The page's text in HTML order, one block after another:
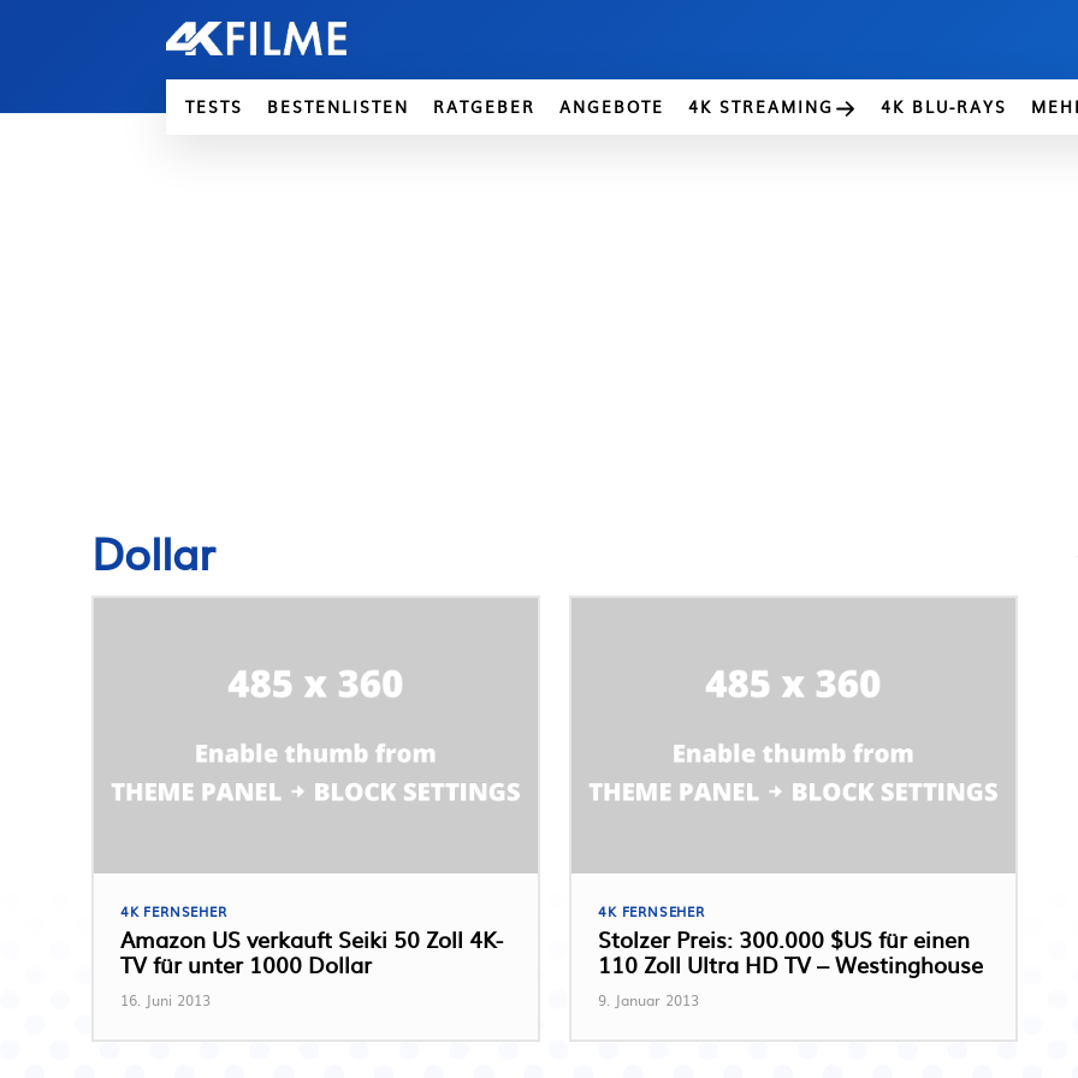
TESTS BESTENLISTEN RATGEBER ANGEBOTE 4K STREAMING 4K BLU-RAYS
Dollar
4K FERNSEHER
Amazon US verkauft Seiki 50 Zoll 4K-
TV für unter 1000 Dollar
16. Juni 2013
4K FERNSEHER
Stolzer Preis: 300.000 $US für einen
110 Zoll Ultra HD TV – Westinghouse
9. Januar 2013